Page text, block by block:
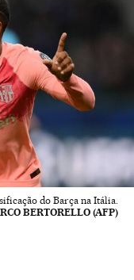
do Barça na Itália.
BERTORELLO (AFP)